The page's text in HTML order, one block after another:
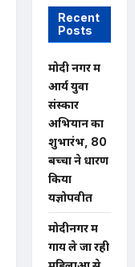
Recent
Posts
मोदी नगर में
आर्य युवा
संस्कार
अभियान का
शुभारंभ, 80
बच्चों ने धारण
किया
यज्ञोपवीत
मोदीनगर में
गाय ले जा रही